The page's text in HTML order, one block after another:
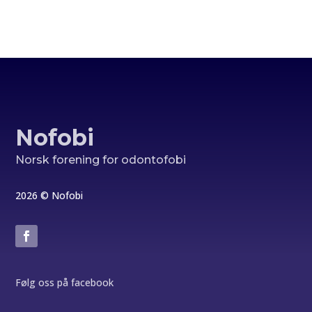
Nofobi
Norsk forening for odontofobi
2026 © Nofobi
Følg oss på facebook